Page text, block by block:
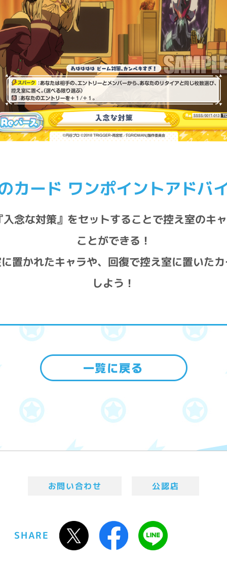
カード ワンポイントアドバ
念な対策』をセットすることで控え室のキ
ことができる！
置かれたキャラや、回復で控え室に置いた
しよう！
お問い合わせ 公認店
SHARE